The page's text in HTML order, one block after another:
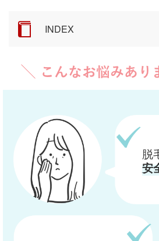
き、プライベートに仕事に、よ
るよう、みなさまのご要望を叶
ずは私たちにご相談ください。
INDEX
脱
安